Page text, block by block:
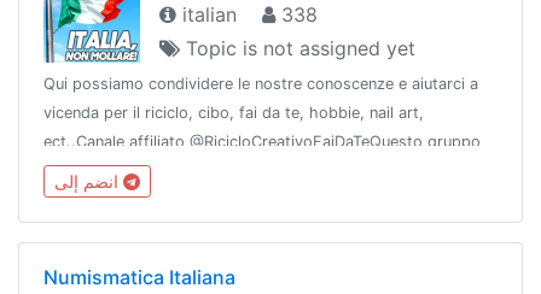
italian
338
Topic is not assigned yet
Qui possiamo condividere le nostre conoscenze e aiutarci a
vicenda per il riciclo, cibo, fai da te, hobbie, nail art,
ect..Canale affiliato @RicicloCreativoFaiDaTeQuesto gruppo
fa parte di @vetrina!Vienici a trovare!🚩Membro di
@LaMusaNetwork 📚
Numismatica Italiana